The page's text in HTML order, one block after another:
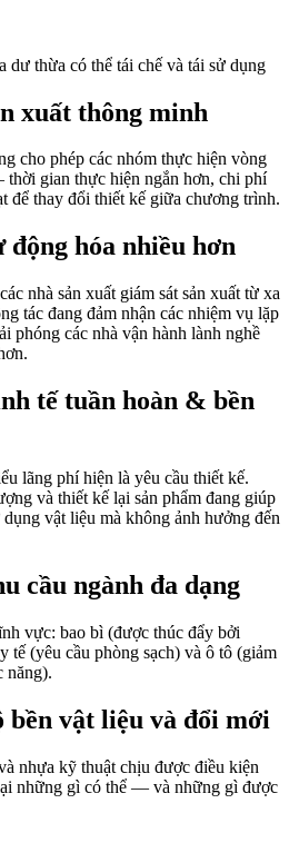
thừa có thể tái chế và tái sử dụng
xuất thông minh
cho phép các nhóm thực hiện vòng
gian thực hiện ngắn hơn, chi phí
để thay đổi thiết kế giữa chương trình.
hóa nhiều hơn
nhà sản xuất giám sát sản xuất từ xa
tác đang đảm nhận các nhiệm vụ lặp
phóng các nhà vận hành lành nghề
tế tuần hoàn & bền
lãng phí hiện là yêu cầu thiết kế.
và thiết kế lại sản phẩm đang giúp
vật liệu mà không ảnh hưởng đến
cầu ngành đa dạng
vực: bao bì (được thúc đẩy bởi
tế (yêu cầu phòng sạch) và ô tô (giảm
năng).
vật liệu và đổi mới
nhựa kỹ thuật chịu được điều kiện
những gì có thể — và những gì được